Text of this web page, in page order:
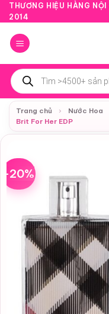
Bỏ
qua
nội
dung
THƯƠNG HIỆU HÀNG
2014
Tìm
kiếm
sản
phẩm
Trang chủ
› Nước Hoa
Brit For Her EDP
-20%